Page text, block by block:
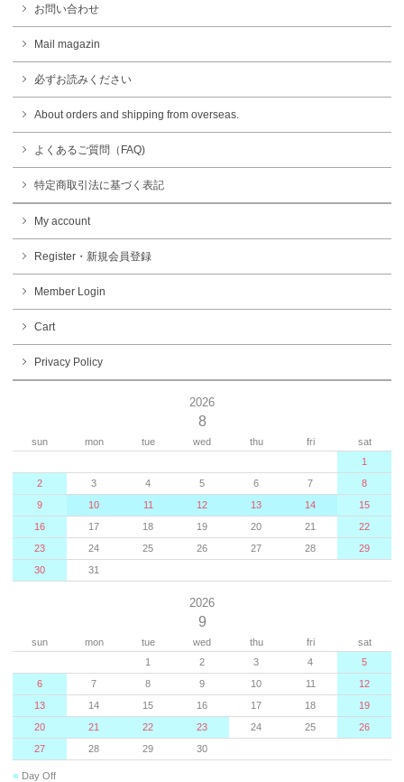
お問い合わせ
Mail magazin
必ずお読みください
About orders and shipping from overseas.
よくあるご質問（FAQ)
特定商取引法に基づく表記
My account
Register・新規会員登録
Member Login
Cart
Privacy Policy
2026
8
sun mon tue wed thu fri
sat
1
2
3 4 5 6 7
8
9
10 11 12 13 14
15
16
17 18 19 20 21
22
23
24 25 26 27 28
29
30
31
2026
9
sun mon tue wed thu fri
sat
1
2 3 4
5
6
7 8 9 10 11
12
13
14 15 16 17 18
19
20
21 22 23 24 25
26
27
28 29 30
■ Day Off